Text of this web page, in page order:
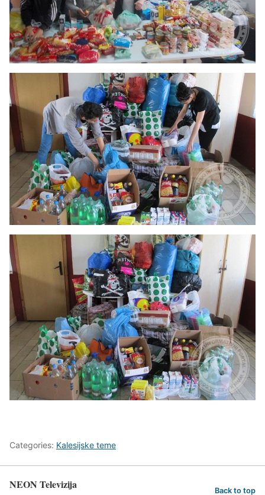
Categories: Kalesijske teme
NEON Televizija Back to top